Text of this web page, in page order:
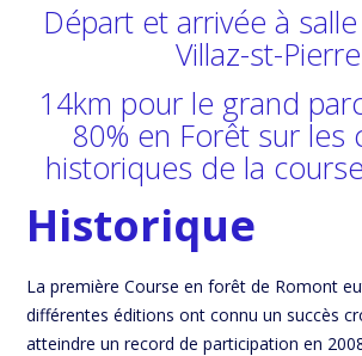
Départ et arrivée à
Villaz-st-Pierre
14km pour le grand
80% en Forêt sur les
historiques de la
Historique
La première Course en forêt de Romont
différentes éditions ont connu un succès
atteindre un record de participation en